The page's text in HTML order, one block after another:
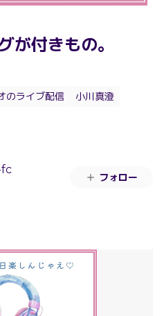
が付きもの。
のライブ配信
小川真澄
フォロー